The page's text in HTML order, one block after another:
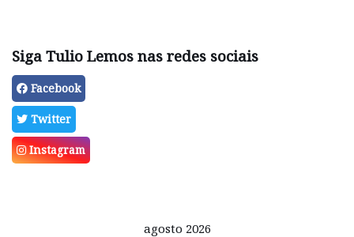
Siga Tulio Lemos nas redes sociais
Facebook
Twitter
Instagram
agosto 2026